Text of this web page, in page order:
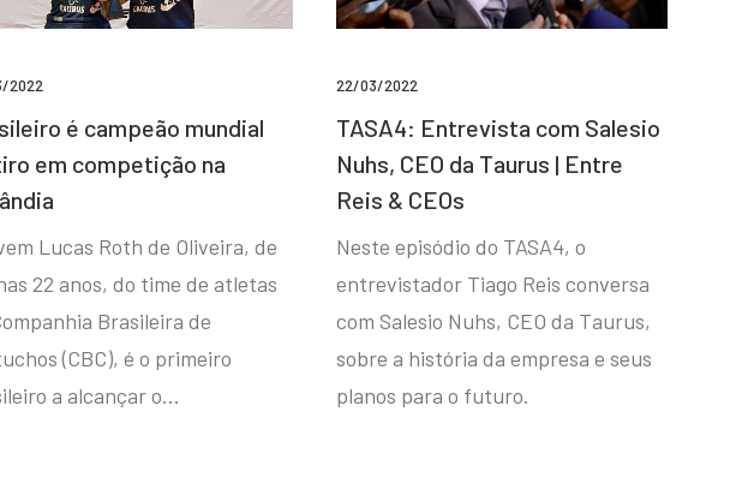
2022
é campeão mundial
em competição na
Lucas Roth de Oliveira, de
22 anos, do time de atletas
Brasileira de
(CBC), é o primeiro
a alcançar o…
22/03/2022
TASA4: Entrevista com Salesio
Nuhs, CEO da Taurus | Entre
Reis & CEOs
Neste episódio do TASA4, o
entrevistador Tiago Reis conversa
com Salesio Nuhs, CEO da Taurus,
sobre a história da empresa e seus
planos para o futuro.